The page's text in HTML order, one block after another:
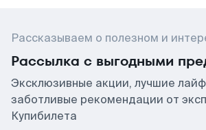
Рассказываем о полезном и
Рассылка с выгодными
Эксклюзивные акции, лучшие
заботливые рекомендации от
Купибилета